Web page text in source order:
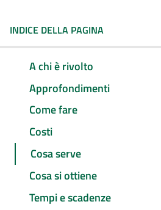
INDICE DELLA PAGINA
A chi è rivolto
Approfondimenti
Come fare
Costi
Cosa serve
Cosa si ottiene
Tempi e scadenze